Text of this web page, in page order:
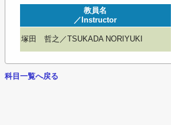
教員名
／Instructor
塚田 哲之／TSUKADA NORIYUKI
科目一覧へ戻る